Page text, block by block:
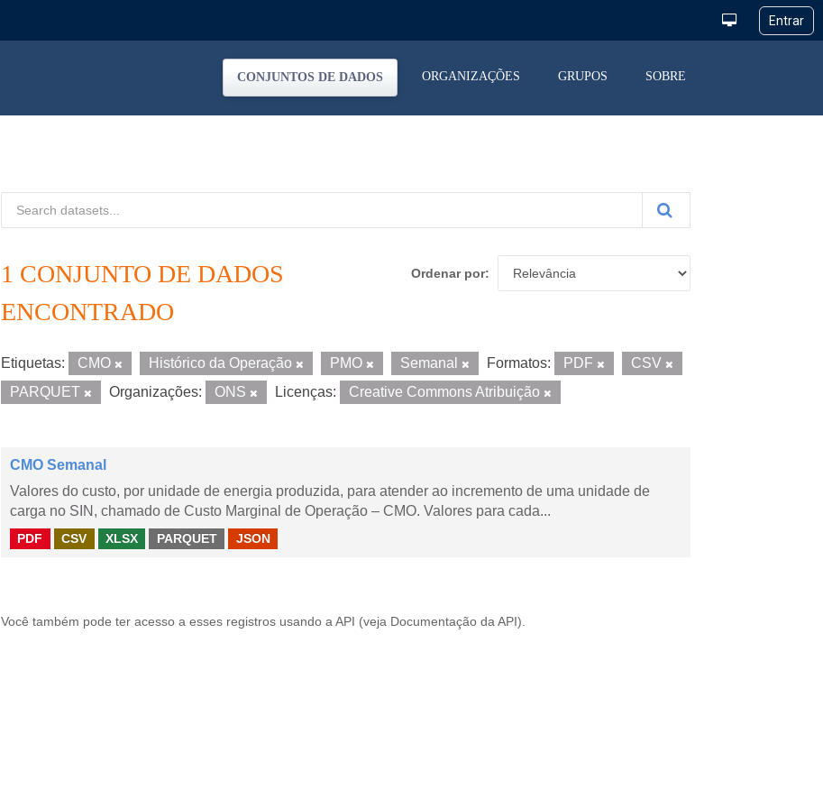
CONJUNTOS DE DADOS ORGANIZAÇÕES GRUPOS SOBRE
Ordenar por
1 CONJUNTO DE DADOS
ENCONTRADO
Etiquetas: CMO Histórico da Operação PMO Semanal Formatos: PDF
CSV
PARQUET
Organizações: ONS Licenças: Creative Commons Atribuição
CMO Semanal
Valores do custo, por unidade de energia produzida, para atender ao incremento de uma unidade de
carga no SIN, chamado de Custo Marginal de Operação – CMO. Valores para cada...
PDF CSV XLSX PARQUET JSON
Você também pode ter acesso a esses registros usando a API (veja Documentação da API ).